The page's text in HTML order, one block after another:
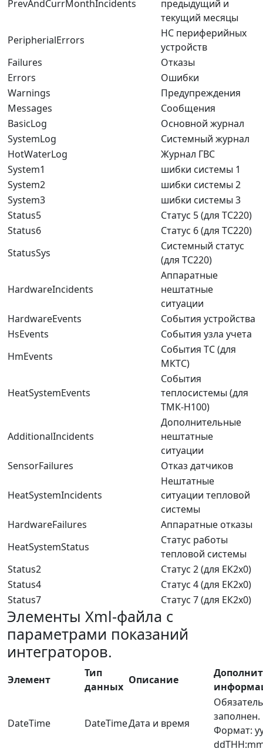
PrevAndCurrMonthIncidents
предыдущий и
текущий месяцы
PeripherialErrors
НС периферийных
устройств
Failures
Отказы
Errors
Ошибки
Warnings
Предупреждения
Messages
Сообщения
BasicLog
Основной журнал
SystemLog
Системный журнал
HotWaterLog
Журнал ГВС
System1
шибки системы 1
System2
шибки системы 2
System3
шибки системы 3
Status5
Статус 5 (для ТС220)
Status6
Статус 6 (для ТС220)
StatusSys
Системный статус
(для ТС220)
HardwareIncidents
Аппаратные
нештатные
ситуации
HardwareEvents
События устройства
HsEvents
События узла учета
HmEvents
События ТС (для
МКТС)
HeatSystemEvents
События
теплосистемы (для
ТМК-Н100)
AdditionalIncidents
Дополнительные
нештатные
ситуации
SensorFailures
Отказ датчиков
HeatSystemIncidents
Нештатные
ситуации тепловой
системы
HardwareFailures
Аппаратные отказы
HeatSystemStatus
Статус работы
тепловой системы
Status2
Статус 2 (для ЕК2х0)
Status4
Статус 4 (для ЕК2х0)
Status7
Статус 7 (для ЕК2х0)
Элементы Xml-файла с
параметрами показаний
интеграторов.
Элемент
Тип
данных
Описание
DateTime DateTimeДата и время
заполнен.
Формат: